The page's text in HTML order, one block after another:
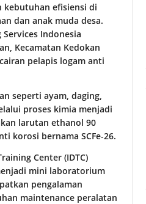
kebutuhan efisiensi di
dan anak muda desa.
Indonesia
Kecamatan Kedokan
pelapis logam anti
seperti ayam, daging,
proses kimia menjadi
larutan ethanol 90
korosi bernama SCFe-26.
Center (IDTC)
mini laboratorium
pengalaman
maintenance peralatan